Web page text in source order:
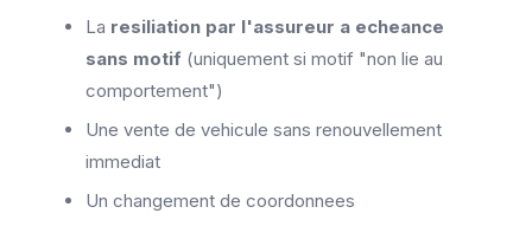
La resiliation par l'assureur a echeance
sans motif (uniquement si motif "non lie au
comportement")
Une vente de vehicule sans renouvellement
immediat
Un changement de coordonnees